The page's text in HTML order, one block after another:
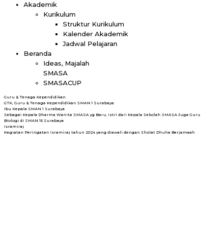
Akademik
Kurikulum
Struktur Kurikulum
Kalender Akademik
Jadwal Pelajaran
Beranda
Ideas, Majalah
SMASA
SMASACUP
Guru & Tenaga Kependidikan
GTK, Guru & Tenaga Kependidikan SMAN 1 Surabaya.
Ibu Kepala SMAN 1 Surabaya
Sebagai Kepala Dharma Wanita SMASA yg Baru, Istri dari Kepala Sekolah SMASA Juga Guru
Biologi di SMAN 15 Surabaya
Isramiraj
Kegiatan Peringatan Isramiraj tahun 2024 yang diawali dengan Sholat Dhuha Berjamaah